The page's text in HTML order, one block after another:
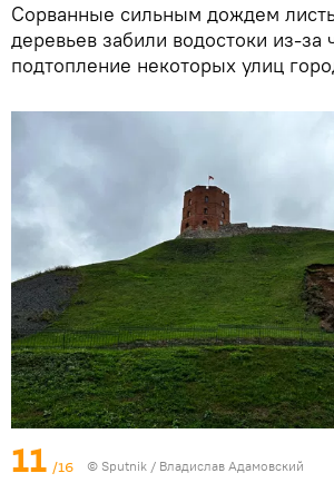
Сорванные сильным дождем
деревьев забили водостоки из-за
подтопление некоторых улиц
11 /16 © Sputnik / Владислав Адамовский